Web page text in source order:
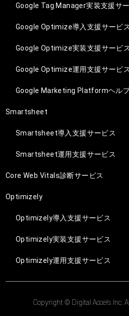
Google Tag Manager実装支援サ
Google Optimize導入支援サービス
Google Optimize実装支援サービス
Google Optimize運用支援サービス
Google Marketing Platformヘル
Smartsheet
Smartsheet導入支援サービス
Smartsheet運用支援サービス
Core Web Vitals診断サービス
Optimizely
Optimizely導入支援サービス
Optimizely実装支援サービス
Optimizely運用支援サービス
Copyright © Digital Accels Inc.